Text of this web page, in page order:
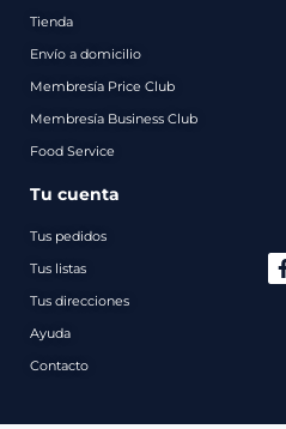
Tienda
Envío a domicilio
Membresía Price Club
Membresía Business Club
Food Service
Tu cuenta
Tus pedidos
Tus listas
Tus direcciones
Ayuda
Contacto